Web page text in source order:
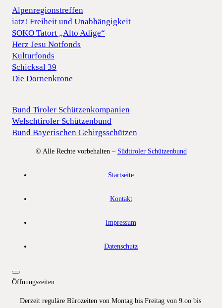
Alpenregionstreffen
iatz! Freiheit und Unabhängigkeit
SOKO Tatort „Alto Adige“
Herz Jesu Notfonds
Kulturfonds
Schicksal 39
Die Dornenkrone
Bund Tiroler Schützenkompanien
Welschtiroler Schützenbund
Bund Bayerischen Gebirgsschützen
© Alle Rechte vorbehalten – Südtiroler Schützenbund
Startseite
Kontakt
Impressum
Datenschutz
Öffnungszeiten
Derzeit reguläre Bürozeiten von Montag bis Freitag von 9.oo bis